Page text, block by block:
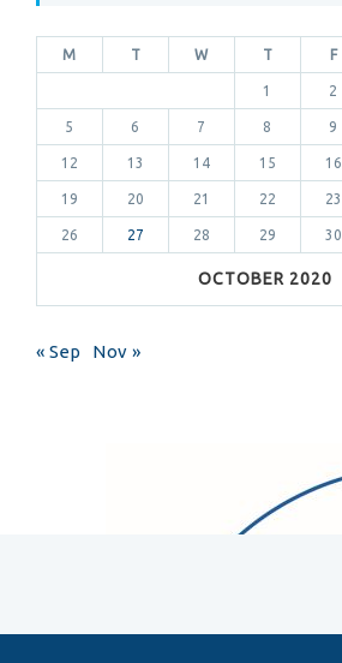
OCTOBER 2020
M T W T F
1 2
5 6 7 8 9
12 13 14 15 16
19 20 21 22 23
26 27 28 29 30
« Sep Nov »